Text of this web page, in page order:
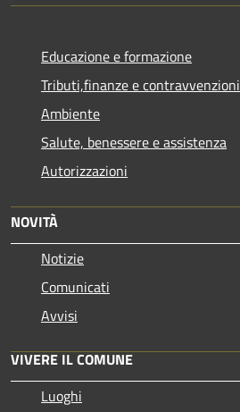
Educazione e formazione
Tributi,finanze e contravvenzioni
Ambiente
Salute, benessere e assistenza
Autorizzazioni
NOVITÀ
Notizie
Comunicati
Avvisi
VIVERE IL COMUNE
Luoghi